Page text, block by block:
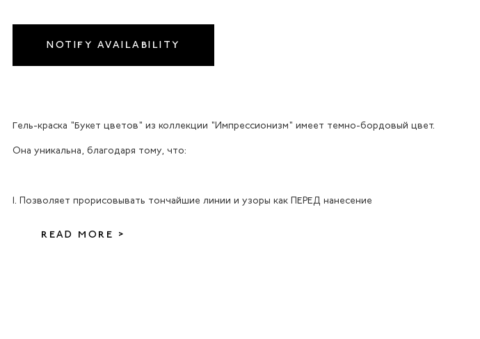
NOTIFY AVAILABILITY
Гель-краска "Букет цветов" из коллекции "Импрессионизм" имеет темно-бордовый цвет.
Она уникальна, благодаря тому, что:
1. Позволяет прорисовывать тончайшие линии и узоры как ПЕРЕД нанесение
READ MORE >